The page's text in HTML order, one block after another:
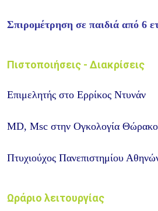
Σπιρομέτρηση σε παιδιά από 6
Πιστοποιήσεις - Διακρίσεις
Επιμελητής στο Ερρίκος Ντυνάν
MD, Msc στην Ογκολογία
Πτυχιούχος Πανεπιστημίου
Ωράριο λειτουργίας